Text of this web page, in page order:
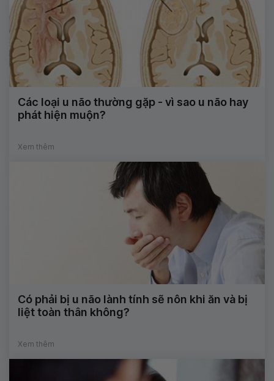
Các loại u não thường gặp - vì sao u não hay
phát hiện muộn?
Xem thêm
Có phải bị u não lành tính sẽ nôn khi ăn và bị
liệt toàn thân không?
Xem thêm